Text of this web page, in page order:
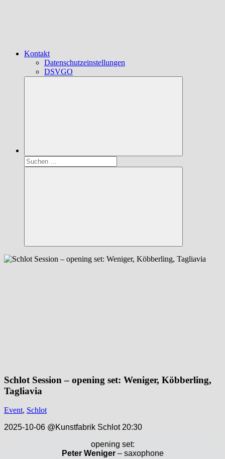
Kontakt
Datenschutzeinstellungen
DSVGO
Suchen
nach:
Suchen
Schlot Session – opening set: Weniger, Köbberling,
Tagliavia
Event, Schlot
2025-10-06 @Kunstfabrik Schlot 20:30
opening set:
Peter Weniger– saxophone